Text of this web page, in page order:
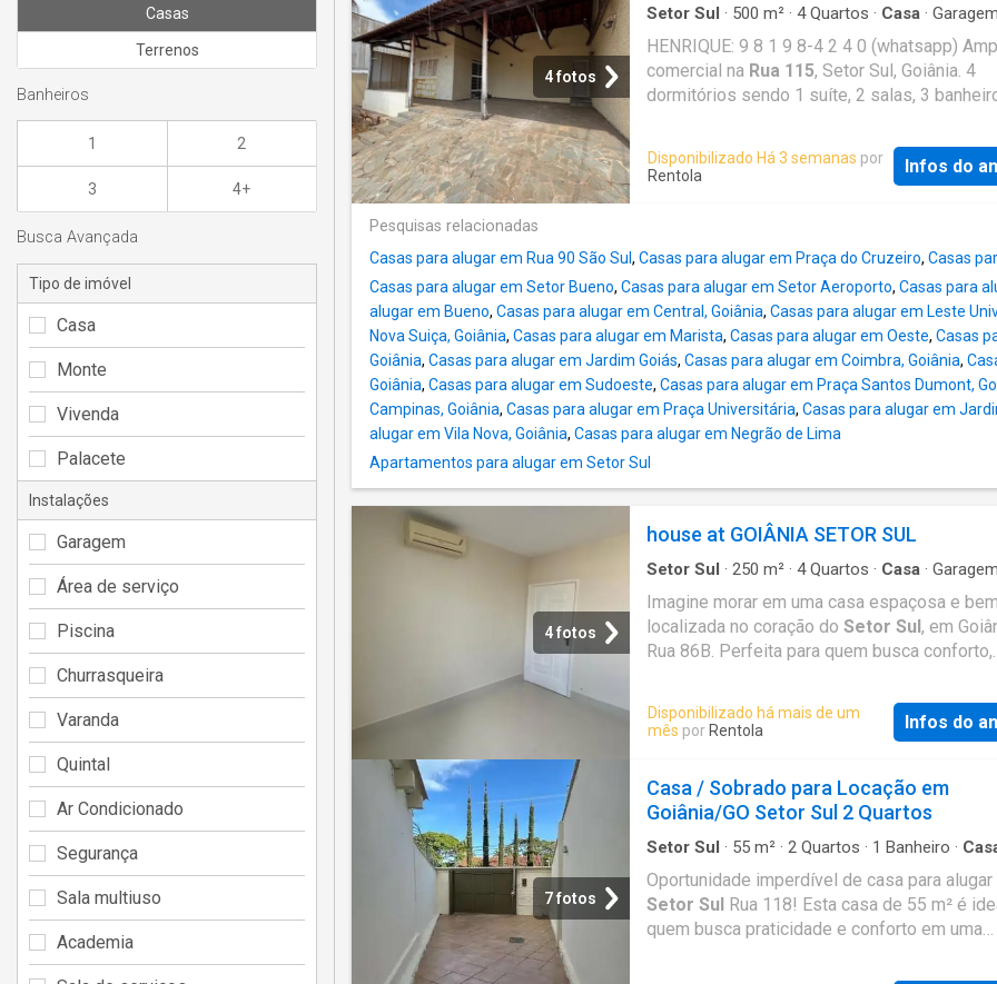
4 fotos
Setor Sul · 500 m² · 4Quartos · Casa · Garagem
HENRIQUE: 9 8 1 9 8-4 2 4 0 (whatsapp)
comercial na Rua 115, Setor Sul, Goiânia. 4
dormitórios sendo 1 suíte, 2 salas, 3
terreno. Contrato mínimo de 1 ano com
2 fiadores ou seguro
Disponibilizado Há 3 semanas por
Rentola
Infos do
Pesquisas relacionadas
Casas para alugar em Rua 90 São Sul , Casas para alugar em Praça do Cruzeiro, Casas
Casas para alugar em Setor Bueno, Casas para alugar em Setor Aeroporto, Casas para
alugar em Bueno, Casas para alugar em Central, Goiânia, Casas para alugar em Leste
Nova Suiça, Goiânia, Casas para alugar em Marista, Casas para alugar em Oeste, Casas
Goiânia, Casas para alugar em Jardim Goiás, Casas para alugar em Coimbra, Goiânia,
Goiânia, Casas para alugar em Sudoeste, Casas para alugar em Praça Santos Dumont,
Campinas, Goiânia, Casas para alugar em Praça Universitária, Casas para alugar em
alugar em Vila Nova, Goiânia, Casas para alugar em Negrão de Lima
Apartamentos para alugar em Setor Sul
4 fotos
house at GOIÂNIA SETOR SUL
Setor Sul · 250 m² · 4Quartos · Casa · Garagem
Imagine morar em uma casa espaçosa e bem
localizada no coração do Setor Sul, em
Rua 86B. Perfeita para quem busca conforto,
dormitórios, sendo 2 suítes, e 4 vagas de
ela oferece um ambiente ideal para sua
crescer e aproveitar momentos especiais. -
banheiros completos para facilitar o dia a dia -
Ampla área útil de 250m² que garante
liberdade - Vagas de garagem cobertas e
para sua comodidade - Possui ainda um
reservatório de água com bomba e 8
condicionado e pintura nova, para maior
estética Dentro da casa, você encontrará
Disponibilizado há mais de um
mês por Rentola Infos do
7 fotos
Casa / Sobrado para Locação em
Goiânia/GO Setor Sul 2 Quartos
Setor Sul · 55 m² · 2 Quartos · 1 Banheiro ·
Oportunidade imperdível de casa para alugar
Setor Sul Rua 118! Esta casa de 55 m² é
quem busca praticidade e conforto em uma
quartos 1 banheiro social Sala aconchegante
Casas
Terrenos
Banheiros
1 2
3 4+
Busca Avançada
Tipo de imóvel
Casa
Monte
Vivenda
Palacete
Instalações
Garagem
Área de serviço
Piscina
Churrasqueira
Varanda
Quintal
Ar Condicionado
Segurança
Sala multiuso
Academia